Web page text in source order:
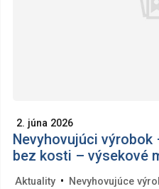
2. júna 2026
Nevyhovujúci výrobok
bez kosti – výsekové
Aktuality • Nevyhovujúce